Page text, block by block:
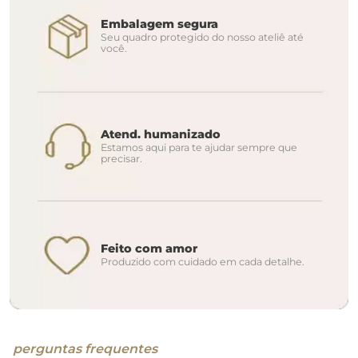
Embalagem segura
Seu quadro protegido do nosso ateliê até
você.
Atend. humanizado
Estamos aqui para te ajudar sempre que
precisar.
Feito com amor
Produzido com cuidado em cada detalhe.
perguntas frequentes